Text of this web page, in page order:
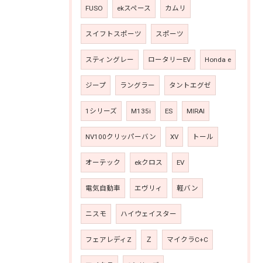
FUSO ekスペース カムリ
スイフトスポーツ スポーツ
スティングレー ロータリーEV Honda e
ジープ ラングラー タントエグゼ
1シリーズ M135i ES MIRAI
NV100クリッパーバン XV トール
オーテック ekクロス EV
電気自動車 エヴリィ 軽バン
ニスモ ハイウェイスター
フェアレディZ Ｚ マイクラC+C